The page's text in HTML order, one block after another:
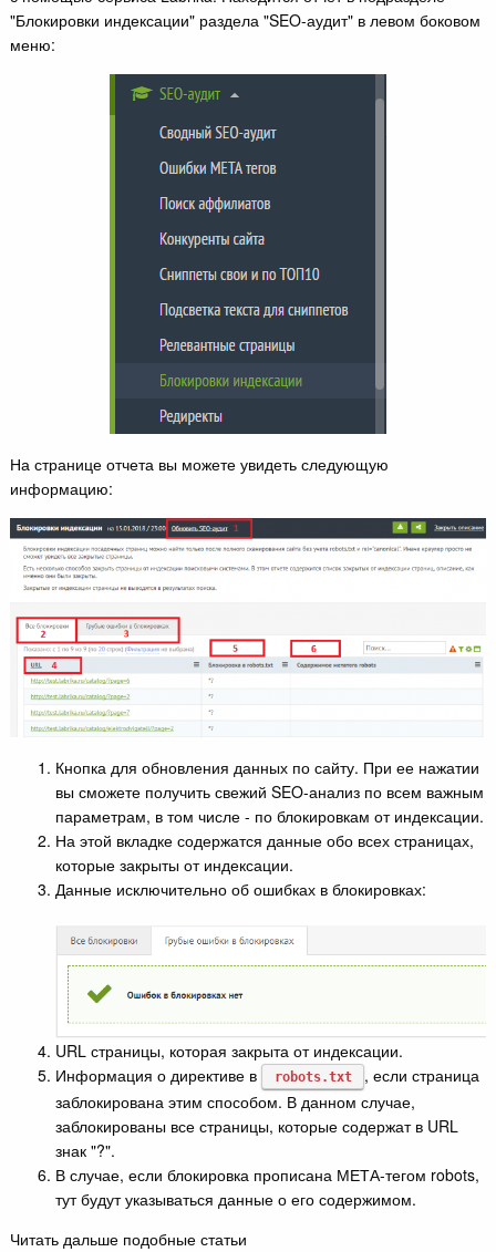
"Блокировки индексации" раздела "SEO-аудит" в левом боковом
меню:
На странице отчета вы можете увидеть следующую
информацию:
Кнопка для обновления данных по сайту. При ее нажатии
вы сможете получить свежий SEO-анализ по всем важным
параметрам, в том числе - по блокировкам от индексации.
На этой вкладке содержатся данные обо всех страницах,
которые закрыты от индексации.
Данные исключительно об ошибках в блокировках:
URL страницы, которая закрыта от индексации.
Информация о директиве в
robots.txt
, если страница
заблокирована этим способом. В данном случае,
заблокированы все страницы, которые содержат в URL
знак "?".
В случае, если блокировка прописана МЕТА-тегом robots,
тут будут указываться данные о его содержимом.
Читать дальше подобные статьи